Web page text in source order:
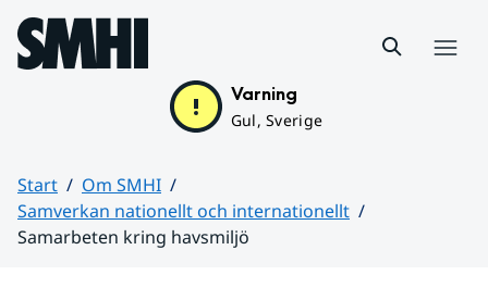
Hoppa till sidans innehåll
Varning
Gul, Sverige
Start
Om SMHI
Samverkan nationellt och internationellt
Samarbeten kring havsmiljö